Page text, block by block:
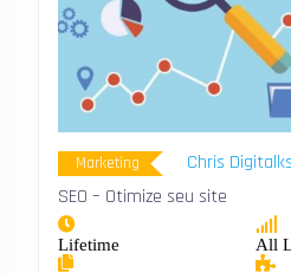
Marketing
Chris Digitalks
SEO – Otimize seu site
Lifetime All